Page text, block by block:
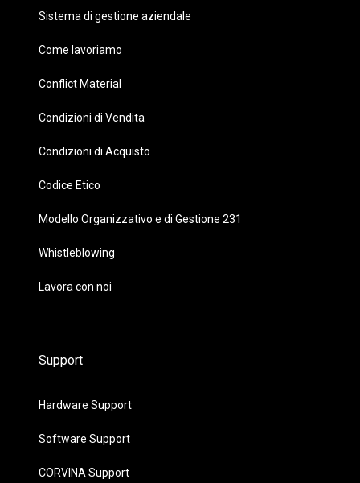
Sistema di gestione aziendale
Come lavoriamo
Conflict Material
Condizioni di Vendita
Condizioni di Acquisto
Codice Etico
Modello Organizzativo e di Gestione 231
Whistleblowing
Lavora con noi
Support
Hardware Support
Software Support
CORVINA Support